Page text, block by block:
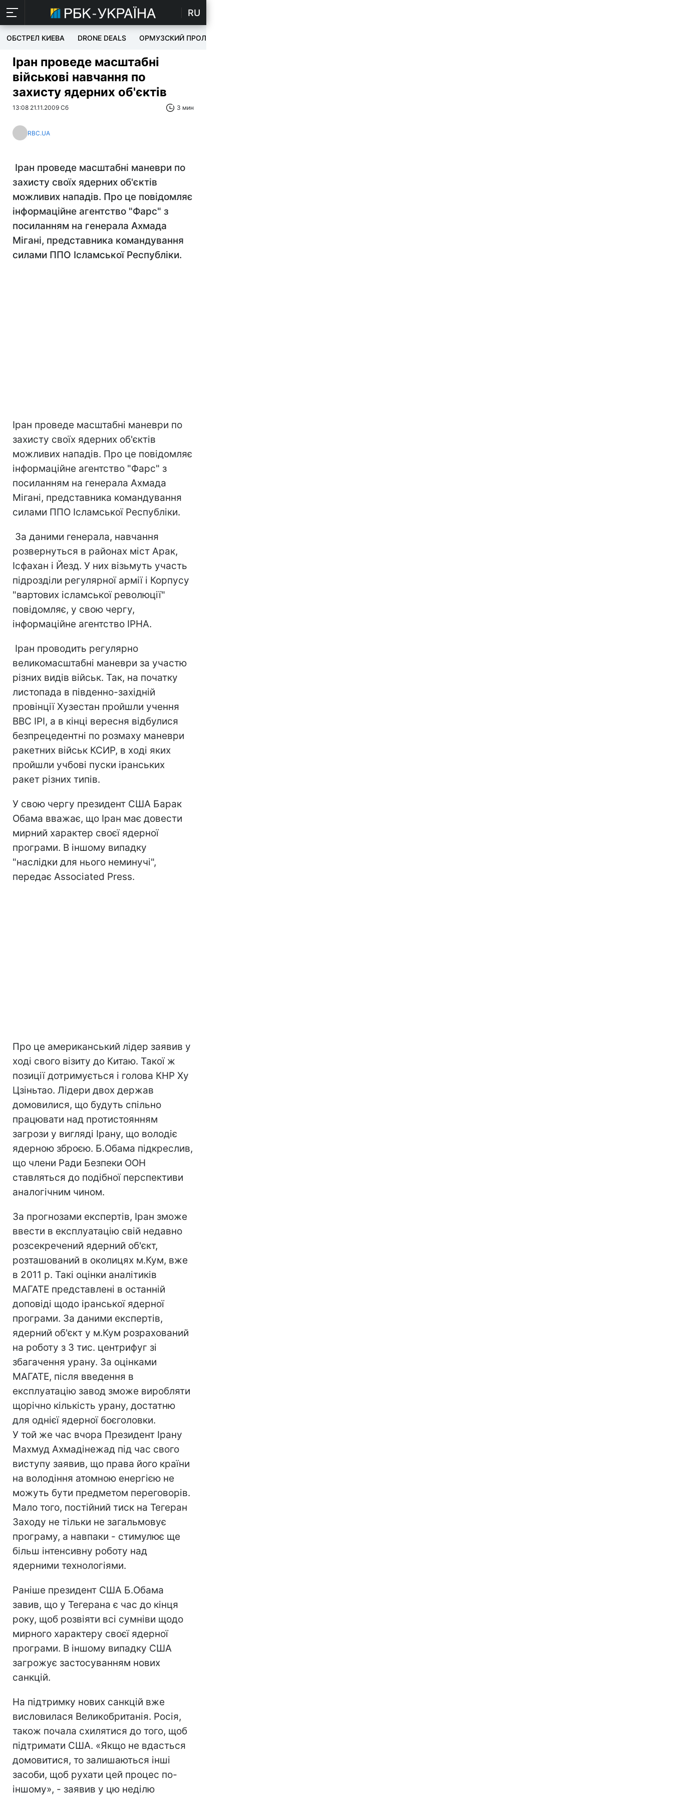
RU
ОБСТРЕЛ КИЕВА DRONE DEALS ОРМУЗСКИЙ ПРОЛИВ
Іран проведе масштабні
військові навчання по
захисту ядерних об'єктів
13:08 21.11.2009 Сб 3 мин
RBC.UA
Іран проведе масштабні маневри по
захисту своїх ядерних об'єктів
можливих нападів. Про це повідомляє
інформаційне агентство "Фарс" з
посиланням на генерала Ахмада
Мігані, представника командування
силами ППО Ісламської Республіки.
Іран проведе масштабні маневри по
захисту своїх ядерних об'єктів
можливих нападів. Про це повідомляє
інформаційне агентство "Фарс" з
посиланням на генерала Ахмада
Мігані, представника командування
силами ППО Ісламської Республіки.
За даними генерала, навчання
розвернуться в районах міст Арак,
Ісфахан і Йезд. У них візьмуть участь
підрозділи регулярної армії і Корпусу
"вартових ісламської революції"
повідомляє, у свою чергу,
інформаційне агентство ІРНА.
Іран проводить регулярно
великомасштабні маневри за участю
різних видів військ. Так, на початку
листопада в південно-західній
провінції Хузестан пройшли учення
ВВС ІРІ, а в кінці вересня відбулися
безпрецедентні по розмаху маневри
ракетних військ КСИР, в ході яких
пройшли учбові пуски іранських
ракет різних типів.
У свою чергу президент США Барак
Обама вважає, що Іран має довести
мирний характер своєї ядерної
програми. В іншому випадку
"наслідки для нього неминучі",
передає Associated Press.
Про це американський лідер заявив у
ході свого візиту до Китаю. Такої ж
позиції дотримується і голова КНР Ху
Цзіньтао. Лідери двох держав
домовилися, що будуть спільно
працювати над протистоянням
загрози у вигляді Ірану, що володіє
ядерною зброєю. Б.Обама підкреслив,
що члени Ради Безпеки ООН
ставляться до подібної перспективи
аналогічним чином.
За прогнозами експертів, Іран зможе
ввести в експлуатацію свій недавно
розсекречений ядерний об'єкт,
розташований в околицях м.Кум, вже
в 2011 р. Такі оцінки аналітиків
МАГАТЕ представлені в останній
доповіді щодо іранської ядерної
програми. За даними експертів,
ядерний об'єкт у м.Кум розрахований
на роботу з 3 тис. центрифуг зі
збагачення урану. За оцінками
МАГАТЕ, після введення в
експлуатацію завод зможе виробляти
щорічно кількість урану, достатню
для однієї ядерної боєголовки.
У той же час вчора Президент Ірану
Махмуд Ахмадінежад під час свого
виступу заявив, що права його країни
на володіння атомною енергією не
можуть бути предметом переговорів.
Мало того, постійний тиск на Тегеран
Заходу не тільки не загальмовує
програму, а навпаки - стимулює ще
більш інтенсивну роботу над
ядерними технологіями.
Раніше президент США Б.Обама
завив, що у Тегерана є час до кінця
року, щоб розвіяти всі сумніви щодо
мирного характеру своєї ядерної
програми. В іншому випадку США
загрожує застосуванням нових
санкцій.
На підтримку нових санкцій вже
висловилася Великобританія. Росія,
також почала схилятися до того, щоб
підтримати США. «Якщо не вдасться
домовитися, то залишаються інші
засоби, щоб рухати цей процес по-
іншому», - заявив у цю неділю